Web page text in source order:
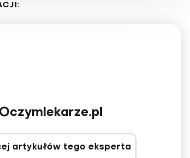
artykułów tego eksperta